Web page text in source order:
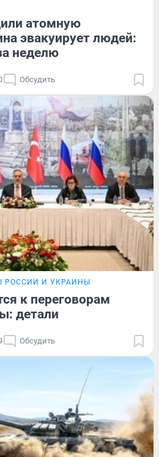
атомную
эвакуирует людей:
неделю
Обсудить
РОССИИ И УКРАИНЫ
к переговорам
детали
Обсудить